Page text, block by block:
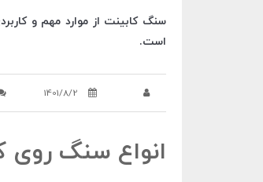
سنگ کابینت از موارد مهم و
است.
1401/8/2
انواع سنگ روی